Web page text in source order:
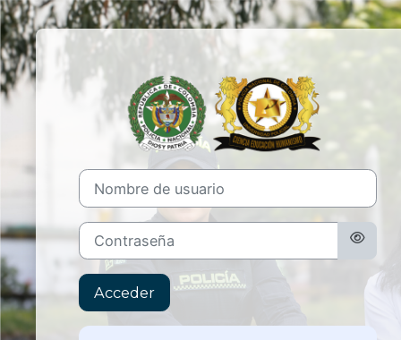
Salta al contenido principal
Entrar a
Nombre de usuario
Contraseña
Acceder